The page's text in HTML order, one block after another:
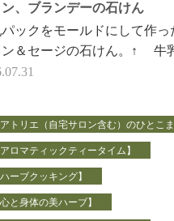
ン、ブランデーの石けん
ックをモールドにして作っ
ン＆セージの石けん。↑ 牛
底部分は、 カットのしか
アトリエ（自宅サロン含む）のひとこ
アロマティックティータイム】
ハーブクッキング】
心と身体の美ハーブ】